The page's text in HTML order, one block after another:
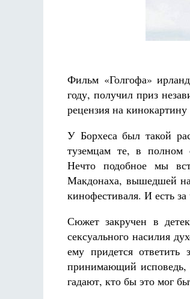
Фильм «Голгофа»
году, получил приз
рецензия на
У Борхеса был такой
туземцам те, в полном
Нечто подобное мы
Макдонаха, вышедшей
кинофестиваля. И есть за
Сюжет закручен в
сексуального насилия
ему придется
принимающий исповедь,
гадают, кто бы это мог
Фредерика де Грааф